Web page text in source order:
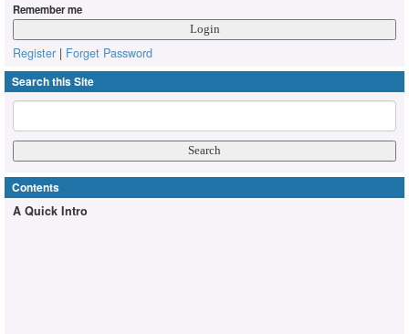
Remember me
Register | Forget Password
Search this Site
Contents
A Quick Intro